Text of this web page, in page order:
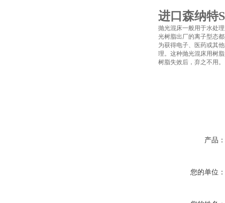
进口森纳特
抛光混床一般用于水处
光树脂出厂的离子型态
为获得电子、医药或其
理。这种抛光混床用树
树脂失效后，弃之不用。
产品：
您的单位：